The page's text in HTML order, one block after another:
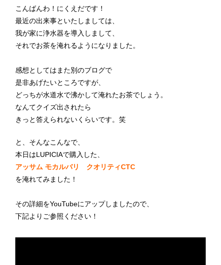
こんばんわ！にくえだです！
最近の出来事といたしましては、
我が家に浄水器を導入しまして、
それでお茶を淹れるようになりました。
感想としてはまた別のブログで
是非あげたいところですが、
どっちが水道水で沸かして淹れたお茶でしょう。
なんてクイズ出されたら
きっと答えられないくらいです。笑
と、そんなこんなで、
本日はLUPICIAで購入した、
アッサム モカルバリ クオリティCTC
を淹れてみました！
その詳細をYouTubeにアップしましたので、
下記よりご参照ください！